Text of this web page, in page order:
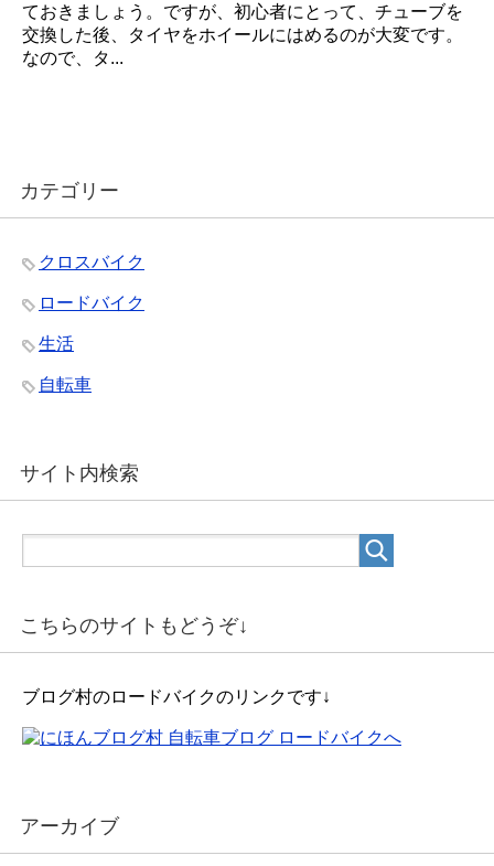
ておきましょう。ですが、初心者にとって、チューブを
交換した後、タイヤをホイールにはめるのが大変です。
なので、タ...
カテゴリー
クロスバイク
ロードバイク
生活
自転車
サイト内検索
こちらのサイトもどうぞ↓
ブログ村のロードバイクのリンクです↓
アーカイブ